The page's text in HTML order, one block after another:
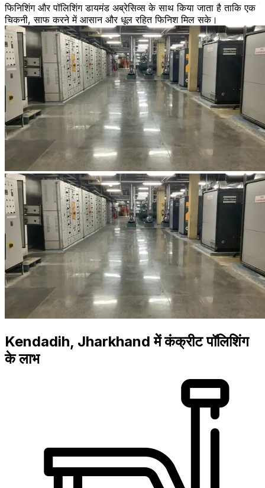
फिनिशिंग और पॉलिशिंग डायमंड अब्रेसिव्स के साथ किया जाता है ताकि एक
चिकनी, साफ करने में आसान और धूल रहित फिनिश मिल सके।
Kendadih, Jharkhand में कंक्रीट पॉलिशिंग
के लाभ